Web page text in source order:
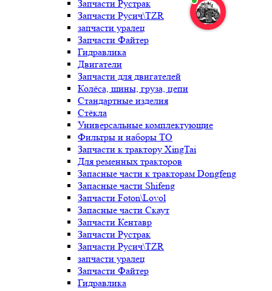
Запчасти Рустрак
Запчасти Русич\TZR
запчасти уралец
Запчасти Файтер
Гидравлика
Двигатели
Запчасти для двигателей
Колёса, шины, груза, цепи
Стандартные изделия
Стёкла
Универсальные комплектующие
Фильтры и наборы ТО
Запчасти к трактору XingTai
Для ременных тракторов
Запасные части к тракторам Dongfeng
Запасные части Shifeng
Запчасти Foton\Lovol
Запасные части Скаут
Запчасти Кентавр
Запчасти Рустрак
Запчасти Русич\TZR
запчасти уралец
Запчасти Файтер
Гидравлика